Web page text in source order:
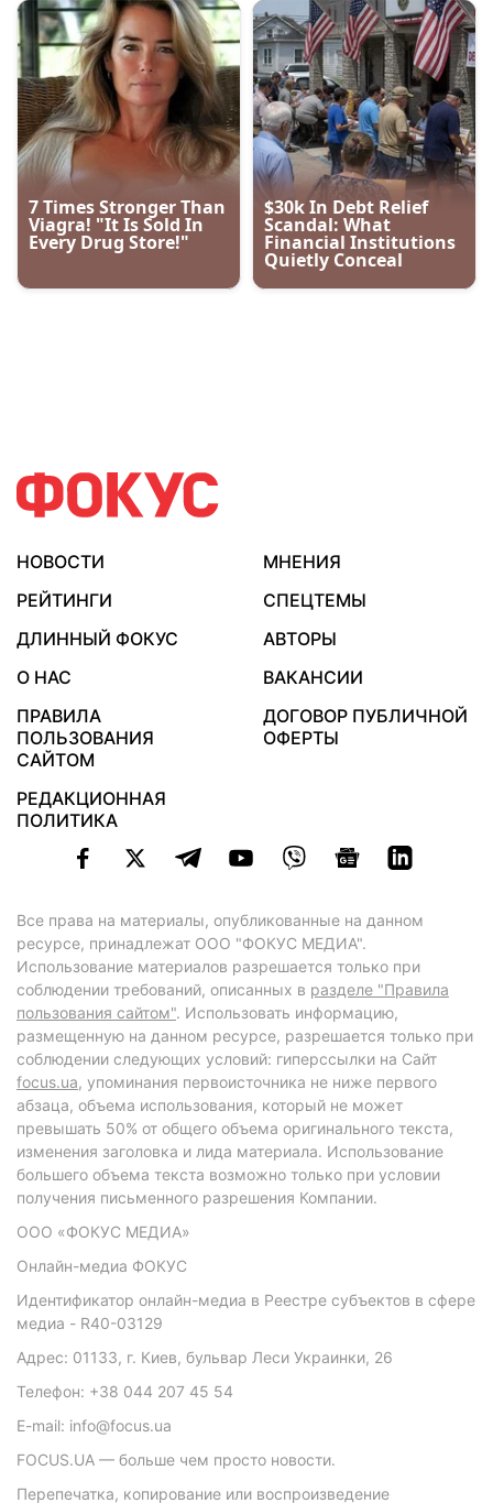
НОВОСТИ
МНЕНИЯ
РЕЙТИНГИ
СПЕЦТЕМЫ
ДЛИННЫЙ ФОКУС
АВТОРЫ
О НАС
ВАКАНСИИ
ПРАВИЛА
ПОЛЬЗОВАНИЯ
САЙТОМ
ДОГОВОР ПУБЛИЧНОЙ
ОФЕРТЫ
РЕДАКЦИОННАЯ
ПОЛИТИКА
Все права на материалы, опубликованные на данном
ресурсе, принадлежат ООО "ФОКУС МЕДИА".
Использование материалов разрешается только при
соблюдении требований, описанных в разделе "Правила
пользования сайтом". Использовать информацию,
размещенную на данном ресурсе, разрешается только при
соблюдении следующих условий: гиперссылки на Сайт
focus.ua, упоминания первоисточника не ниже первого
абзаца, объема использования, который не может
превышать 50% от общего объема оригинального текста,
изменения заголовка и лида материала. Использование
большего объема текста возможно только при условии
получения письменного разрешения Компании.
ООО «ФОКУС МЕДИА»
Онлайн-медиа ФОКУС
Идентификатор онлайн-медиа в Реестре субъектов в сфере
медиа - R40-03129
Адрес: 01133, г. Киев, бульвар Леси Украинки, 26
Телефон: +38 044 207 45 54
E-mail: info@focus.ua
FOCUS.UA — больше чем просто новости.
Перепечатка, копирование или воспроизведение